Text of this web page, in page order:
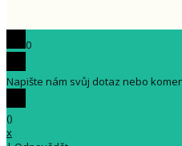
0
Napište nám svůj dotaz nebo
()
x